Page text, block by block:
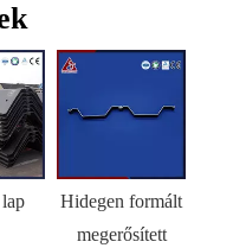
Hidegen formált
megerősített